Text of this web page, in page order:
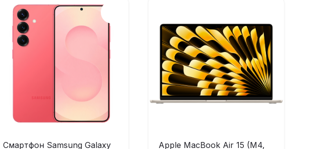
Смартфон Samsung Galaxy
Apple MacBook Air 15 (M4,